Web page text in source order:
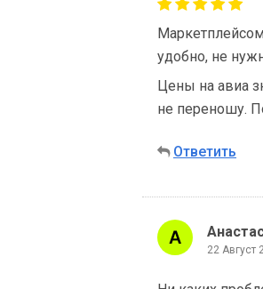
удобно, не
Цены на авиа
не переношу.
Ответить
22 Август